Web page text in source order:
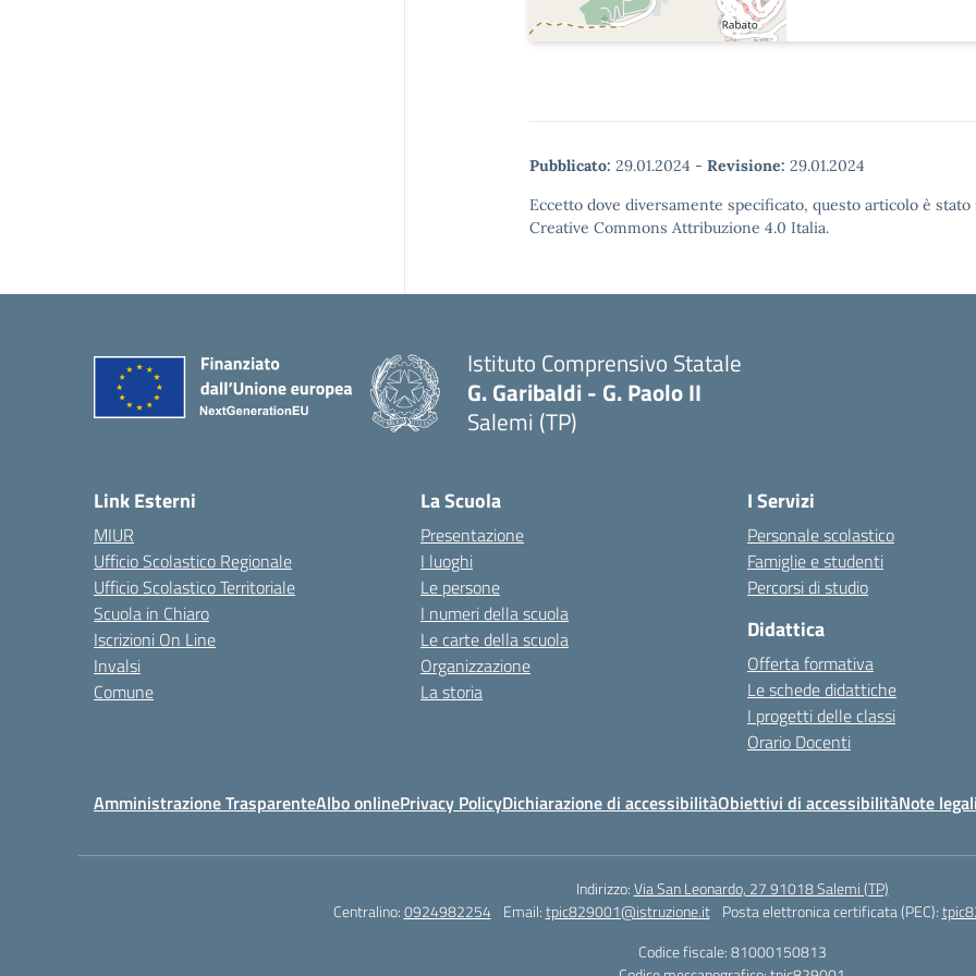
Pubblicato: 29.01.2024 - Revisione: 29.01.2024
Eccetto dove diversamente specificato, questo articolo è
Creative Commons Attribuzione 4.0 Italia.
Istituto Comprensivo Statale
G. Garibaldi - G. Paolo II
Salemi (TP)
Link Esterni
MIUR
Ufficio Scolastico Regionale
Ufficio Scolastico Territoriale
Scuola in Chiaro
Iscrizioni On Line
Invalsi
Comune
La Scuola
Presentazione
I luoghi
Le persone
I numeri della scuola
Le carte della scuola
Organizzazione
La storia
I Servizi
Personale scolastico
Famiglie e studenti
Percorsi di studio
Didattica
Offerta formativa
Le schede didattiche
I progetti delle classi
Orario Docenti
Amministrazione TrasparenteAlbo onlinePrivacy PolicyDichiarazione di accessibilitàObiettivi di accessibilitàNote legali
Indirizzo:Via San Leonardo, 27 91018 Salemi (TP)
Centralino:0924982254 Email:tpic829001@istruzione.it Posta elettronica certificata (PEC):
Codice fiscale: 81000150813